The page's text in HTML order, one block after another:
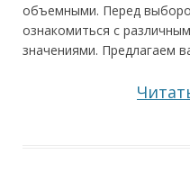
объемными. Перед
ознакомиться с
значениями. Предлагаем